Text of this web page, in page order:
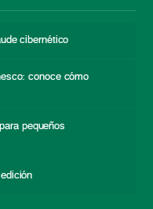
cibernético
conoce cómo
pequeños